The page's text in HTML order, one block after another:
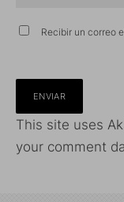
Recibir un correo
This site uses
your comment